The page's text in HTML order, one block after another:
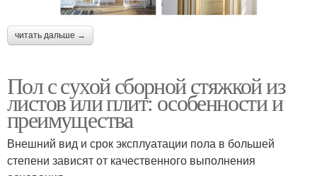
читать дальше →
Пол с сухой сборной стяжкой из
листов или плит: особенности и
преимущества
Внешний вид и срок эксплуатации пола в большей
степени зависят от качественного выполнения